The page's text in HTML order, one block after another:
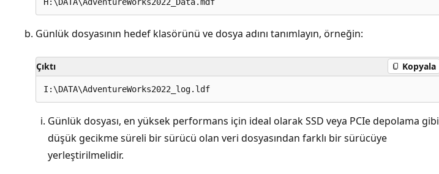
Günlük dosyasının hedef klasörünü ve dosya adını tanımlayın, örneğin:
Çıktı Kopyala
Günlük dosyası, en yüksek performans için ideal olarak SSD veya PCIe depolama gibi
düşük gecikme süreli bir sürücü olan veri dosyasından farklı bir sürücüye
yerleştirilmelidir.